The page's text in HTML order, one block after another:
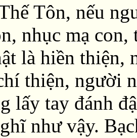
Tôn, nếu
nhục mạ
là hiền thiện,
thiện, người
lấy tay đánh
như vậy.